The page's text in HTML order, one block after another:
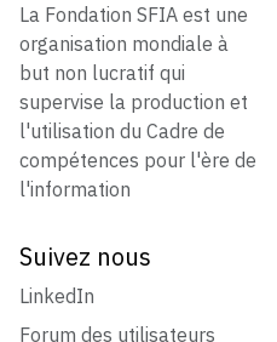
La Fondation SFIA est une
organisation mondiale à
but non lucratif qui
supervise la production et
l'utilisation du Cadre de
compétences pour l'ère de
l'information
Suivez nous
LinkedIn
Forum des utilisateurs